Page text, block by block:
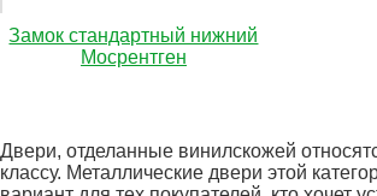
Замок стандартный нижний
Мосрентген
Двери, отделанные винилскожей
классу. Металлические двери этой